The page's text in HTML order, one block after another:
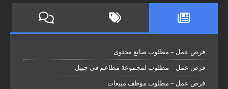
فرص عمل – مطلوب صانع محتوى
فرص عمل – مطلوب لمجموعة مطاعم في جبيل
فرص عمل – مطلوب موظف مبيعات